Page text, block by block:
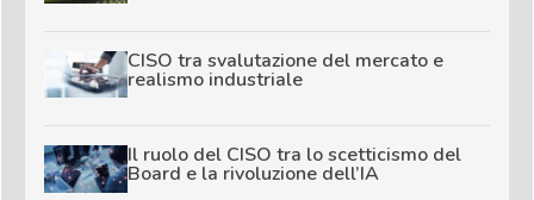
CISO tra svalutazione del mercato e
realismo industriale
Il ruolo del CISO tra lo scetticismo del
Board e la rivoluzione dell’IA